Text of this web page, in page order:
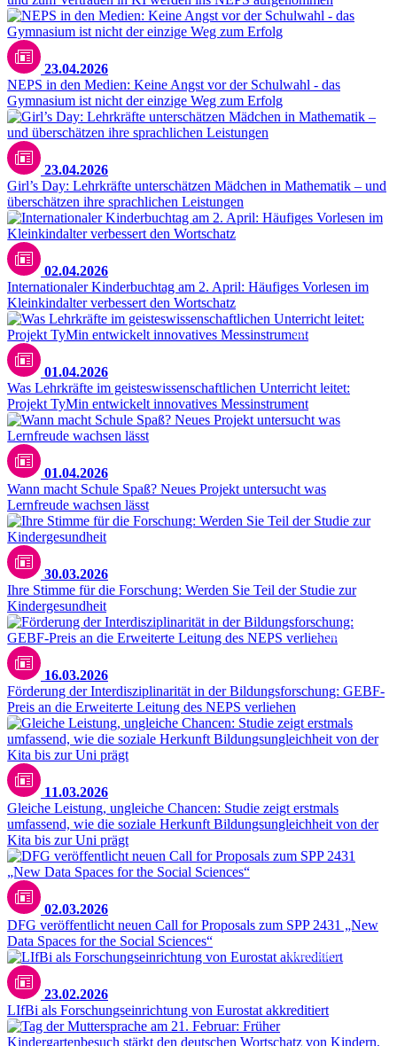
23.04.2026
NEPS in den Medien: Keine Angst vor der Schulwahl - das
Gymnasium ist nicht der einzige Weg zum Erfolg
23.04.2026
Girl’s Day: Lehrkräfte unterschätzen Mädchen in Mathematik – und
überschätzen ihre sprachlichen Leistungen
02.04.2026
Internationaler Kinderbuchtag am 2. April: Häufiges Vorlesen im
Kleinkindalter verbessert den Wortschatz
Max Fischer / pexels.com
01.04.2026
Was Lehrkräfte im geisteswissenschaftlichen Unterricht leitet:
Projekt TyMin entwickelt innovatives Messinstrument
01.04.2026
Wann macht Schule Spaß? Neues Projekt untersucht was
Lernfreude wachsen lässt
30.03.2026
Ihre Stimme für die Forschung: Werden Sie Teil der Studie zur
Kindergesundheit
© Sebastian Kissel
16.03.2026
Förderung der Interdisziplinarität in der Bildungsforschung: GEBF-
Preis an die Erweiterte Leitung des NEPS verliehen
11.03.2026
Gleiche Leistung, ungleiche Chancen: Studie zeigt erstmals
umfassend, wie die soziale Herkunft Bildungsungleichheit von der
Kita bis zur Uni prägt
02.03.2026
DFG veröffentlicht neuen Call for Proposals zum SPP 2431 „New
Data Spaces for the Social Sciences“
DilokaStudio / freepik.com
23.02.2026
LIfBi als Forschungseinrichtung von Eurostat akkreditiert